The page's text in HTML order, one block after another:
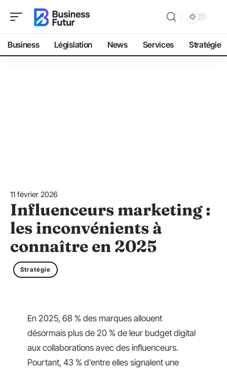
Business Législation News Services Stratégie
11 février 2026
Influenceurs marketing :
les inconvénients à
connaître en 2025
Stratégie
En 2025, 68 % des marques allouent
désormais plus de 20 % de leur budget digital
aux collaborations avec des influenceurs.
Pourtant, 43 % d’entre elles signalent une